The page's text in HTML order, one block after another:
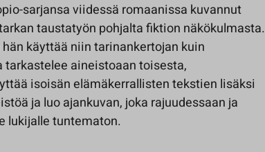
sarjansa viidessä romaanissa kuvannut
taustatyön pohjalta fiktion näkökulmasta.
käyttää niin tarinankertojan kuin
aineistoaan toisesta,
isoisän elämäkerrallisten tekstien lisäksi
ja luo ajankuvan, joka rajuudessaan ja
lukijalle tuntematon.